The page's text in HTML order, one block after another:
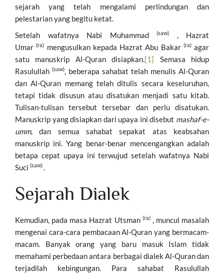
sejarah yang telah mengalami perlindungan dan
pelestarian yang begitu ketat.
Setelah wafatnya Nabi Muhammad
(saw)
, Hazrat
Umar(ra) mengusulkan kepada Hazrat Abu Bakar (ra)agar
satu manuskrip Al-Quran disiapkan.[1] Semasa hidup
Rasulullah (saw), beberapa sahabat telah menulis Al-Quran
dan Al-Quran memang telah ditulis secara keseluruhan,
tetapi tidak disusun atau disatukan menjadi satu kitab.
Tulisan-tulisan tersebut tersebar dan perlu disatukan.
Manuskrip yang disiapkan dari upaya ini disebut mashaf-e-
umm, dan semua sahabat sepakat atas keabsahan
manuskrip ini. Yang benar-benar mencengangkan adalah
betapa cepat upaya ini terwujud setelah wafatnya Nabi
Suci (saw).
Sejarah Dialek
Kemudian, pada masa Hazrat Utsman (ra), muncul masalah
mengenai cara-cara pembacaan Al-Quran yang bermacam-
macam. Banyak orang yang baru masuk Islam tidak
memahami perbedaan antara berbagai dialek Al-Quran dan
terjadilah kebingungan. Para sahabat Rasulullah